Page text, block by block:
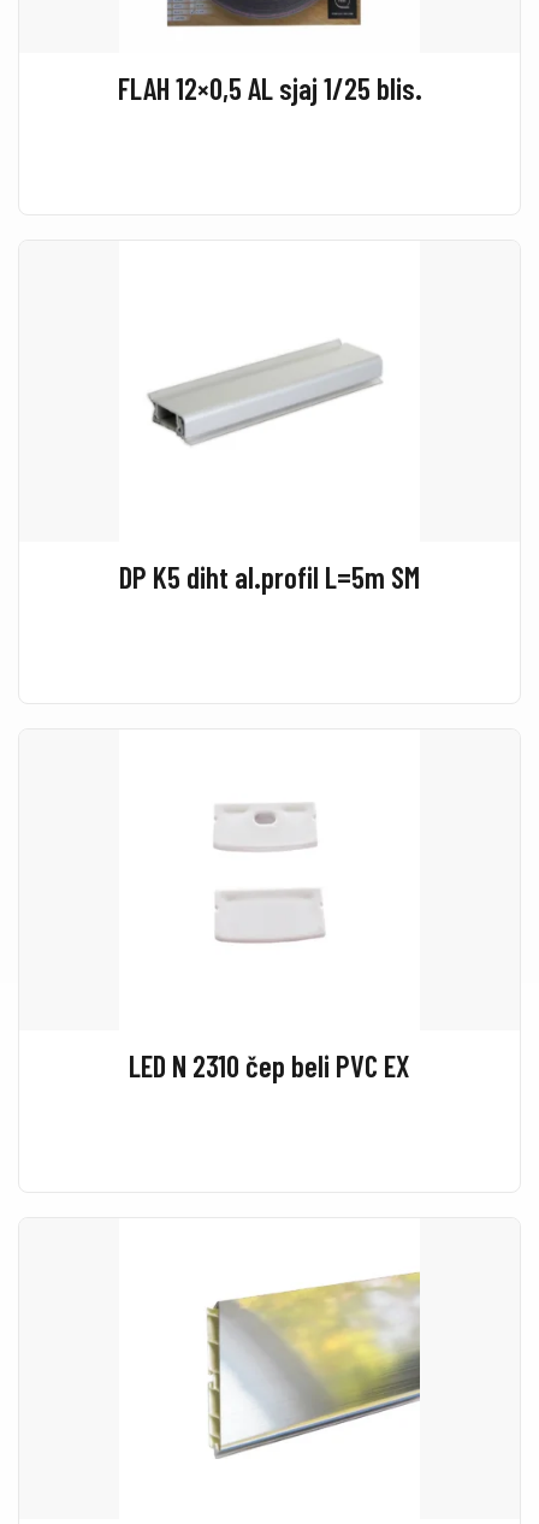
FLAH 12×0,5 AL sjaj 1/25 blis.
DP K5 diht al.profil L=5m SM
LED N 2310 čep beli PVC EX